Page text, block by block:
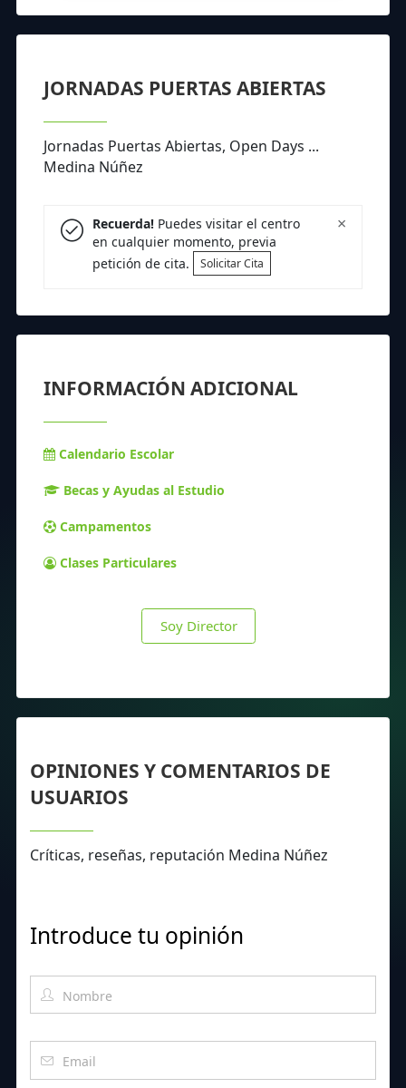
JORNADAS PUERTAS ABIERTAS
Jornadas Puertas Abiertas, Open Days ...
Medina Núñez
×
Recuerda!Puedes visitar el centro
en cualquier momento, previa
petición de cita.
Solicitar Cita
INFORMACIÓN ADICIONAL
Calendario Escolar
Becas y Ayudas al Estudio
Campamentos
Clases Particulares
Soy Director
OPINIONES Y COMENTARIOS DE
USUARIOS
Críticas, reseñas, reputación Medina Núñez
Introduce tu opinión